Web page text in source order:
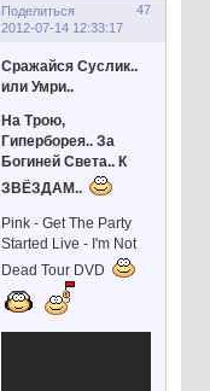
Поделиться
47
2012-07-14 12:33:17
Сражайся Суслик..
или Умри..
На Трою,
Гиперборея.. За
Богиней Света.. К
ЗВЁЗДАМ..
Pink - Get The Party
Started Live - I'm Not
Dead Tour DVD